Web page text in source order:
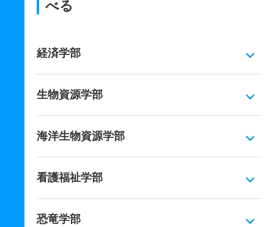
べる
経済学部
生物資源学部
海洋生物資源学部
看護福祉学部
恐竜学部